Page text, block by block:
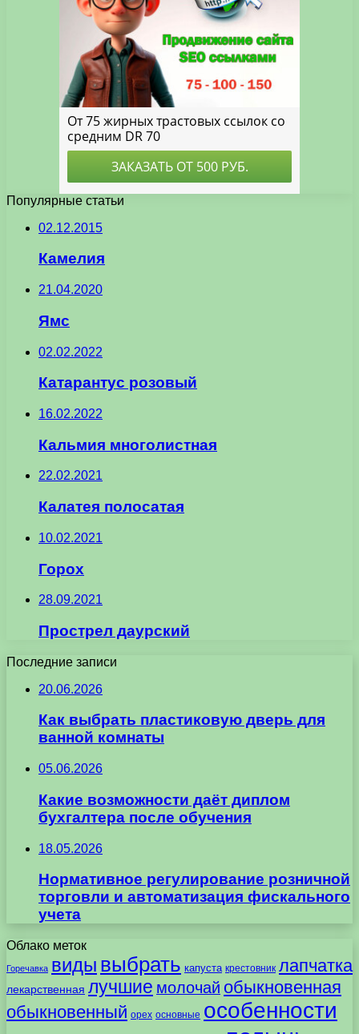
Популярные статьи
02.12.2015
Камелия
21.04.2020
Ямс
02.02.2022
Катарантус розовый
16.02.2022
Кальмия многолистная
22.02.2021
Калатея полосатая
10.02.2021
Горох
28.09.2021
Прострел даурский
Последние записи
20.06.2026
Как выбрать пластиковую дверь для
ванной комнаты
05.06.2026
Какие возможности даёт диплом
бухгалтера после обучения
18.05.2026
Нормативное регулирование розничной
торговли и автоматизация фискального
учета
Облако меток
Горечавка виды выбрать капуста крестовник лапчатка
лекарственная лучшие молочай обыкновенная
обыкновенный орех основные особенности